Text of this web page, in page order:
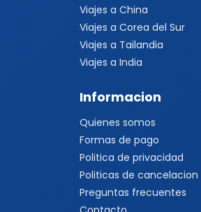
Viajes a China
Viajes a Corea del Sur
Viajes a Tailandia
Viajes a India
Informacion
Quienes somos
Formas de pago
Politica de privacidad
Politicas de cancelacion
Preguntas frecuentes